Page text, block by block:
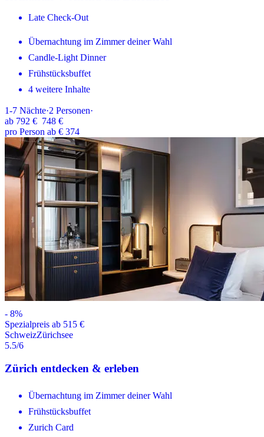
Late Check-Out
Übernachtung im Zimmer deiner Wahl
Candle-Light Dinner
Frühstücksbuffet
4 weitere Inhalte
1-7 Nächte·2 Personen·
ab 792 € 748 €
pro Person ab € 374
- 8%
Spezialpreis ab 515 €
SchweizZürichsee
5.5/6
Zürich entdecken & erleben
Übernachtung im Zimmer deiner Wahl
Frühstücksbuffet
Zurich Card